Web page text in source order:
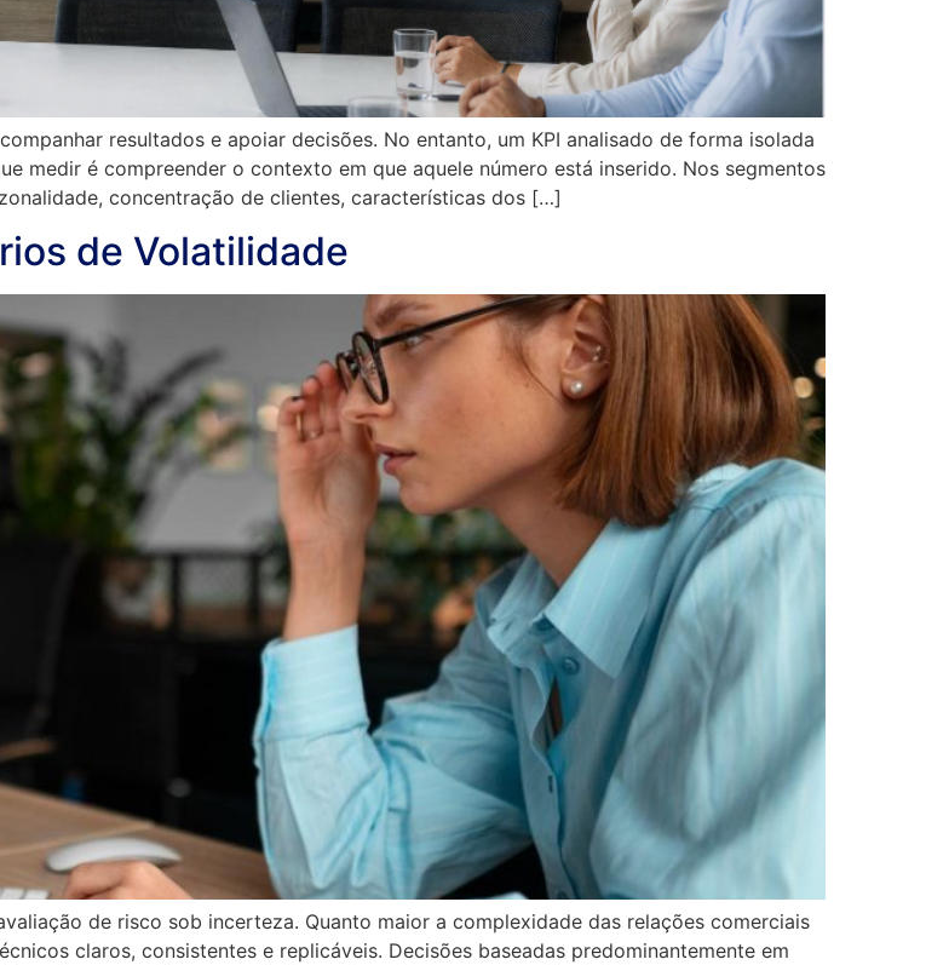
resultados e apoiar decisões. No entanto, um KPI analisado de forma isolada
medir é compreender o contexto em que aquele número está inserido. Nos segmentos
concentração de clientes, características dos […]
de Volatilidade
de risco sob incerteza. Quanto maior a complexidade das relações comerciais
claros, consistentes e replicáveis. Decisões baseadas predominantemente em